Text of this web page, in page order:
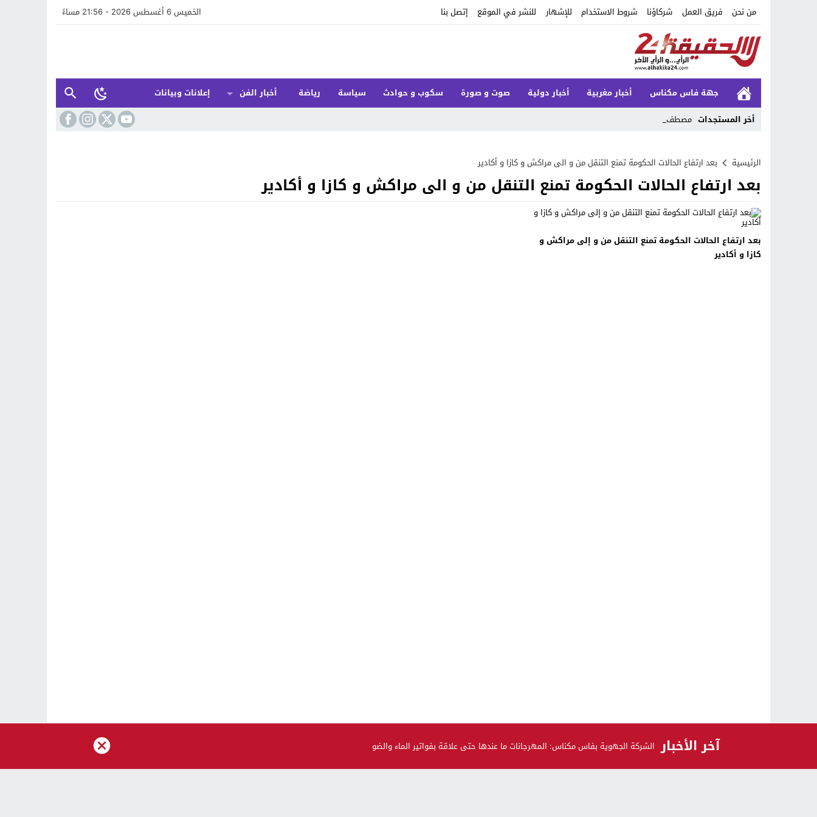
من نحن فريق العمل شركاؤنا شروط الاستخدام للإشهار للنشر في الموقع إتصل بنا الخميس 6 أغسطس 2026 - 21:56 مساءً
جهة فاس مكناس أخبار مغربية أخبار دولية صوت و صورة سكوب و حوادث سياسة رياضة أخبار الفن
إعلانات وبيانات
أخر المستجدات مصطفى لخ_
Previous
Next
الرئيسية بعد ارتفاع الحالات الحكومة تمنع التنقل من و الى مراكش و كازا و أكادير
بعد ارتفاع الحالات الحكومة تمنع التنقل من و الى مراكش و كازا و أكادير
بعد ارتفاع الحالات الحكومة تمنع التنقل من و إلى مراكش و
كازا و أكادير
صحة و جمال
آخر الأخبار الشركة الجهوية بفاس مكناس: المهرجانات ما عندها حتى علاقة بفواتير الماء والضو